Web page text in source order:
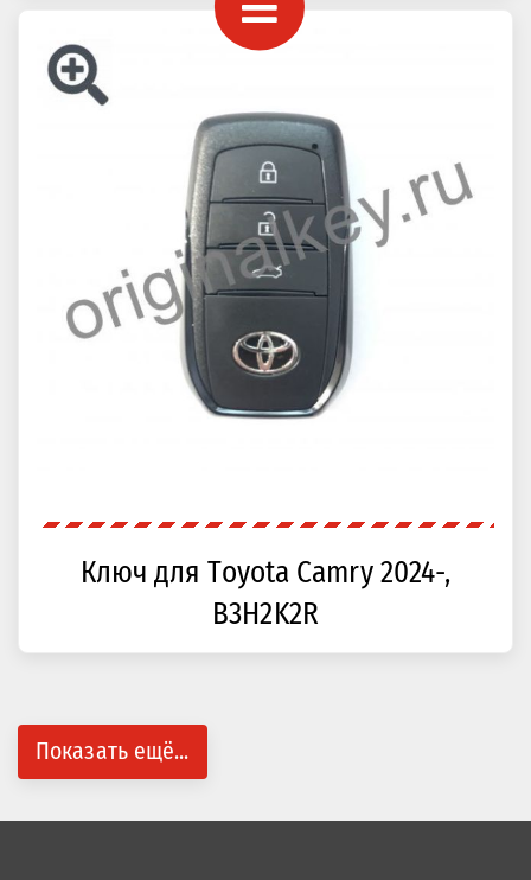
Ключ для Toyota Camry 2024-,
B3H2K2R
Показать ещё...